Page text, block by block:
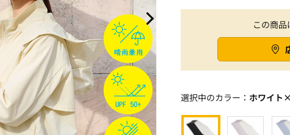
この商
選択中のカラー： ホワイト